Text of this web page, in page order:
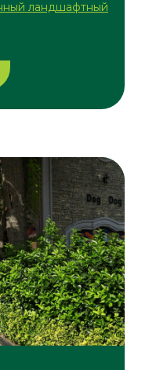
ландшафтный